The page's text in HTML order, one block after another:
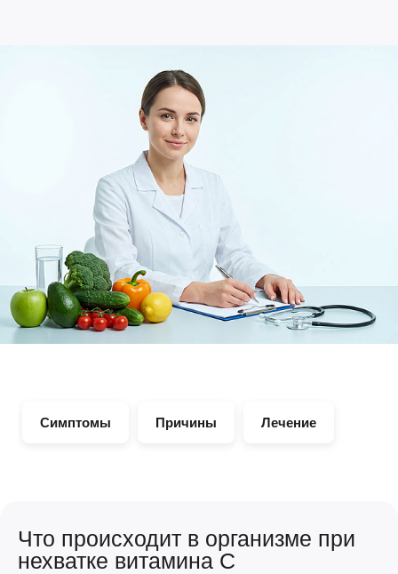
Симптомы Причины Лечение
Что происходит в организме при
нехватке витамина С